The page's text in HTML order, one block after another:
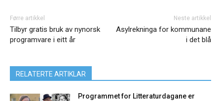
Førre artikkel
Tilbyr gratis bruk av nynorsk
programvare i eitt år
Neste artikkel
Asylrekninga for kommunane
i det blå
RELATERTE ARTIKLAR
Programmet for Litteraturdagane er